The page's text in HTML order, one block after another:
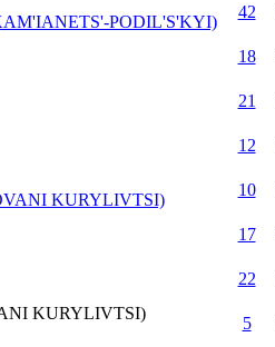
PODIL'S'KYI)
42
18
21
12
KURYLIVTSI)
10
17
22
KURYLIVTSI)
5